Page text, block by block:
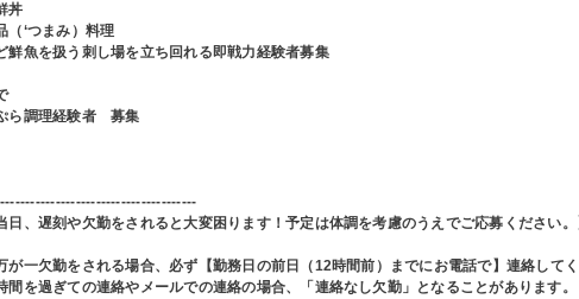
丼
（‘つまみ）料理
鮮魚を扱う刺し場を立ち回れる即戦力経験者募集
ら調理経験者 募集
日、遅刻や欠勤をされると大変困ります！予定は体調を考慮のうえでご応募ください
が一欠勤をされる場合、必ず【勤務日の前日（12時間前）までにお電話で】連絡して
間を過ぎての連絡やメールでの連絡の場合、「連絡なし欠勤」となることがあります。